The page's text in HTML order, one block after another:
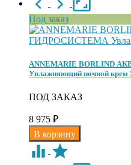
Под заказ
ANNEMARIE BORLIND
Увлажняющий ночной крем
ПОД ЗАКАЗ
8 975 ₽